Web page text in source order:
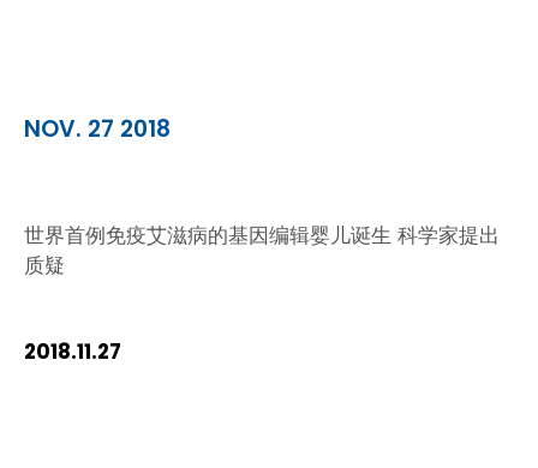
NOV. 27 2018
世界首例免疫艾滋病的基因编辑婴儿诞生 科学家提出
质疑
2018.11.27